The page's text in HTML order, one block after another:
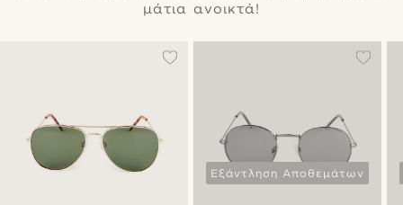
μάτια ανοικτά!
Εξάντληση Αποθεμάτων